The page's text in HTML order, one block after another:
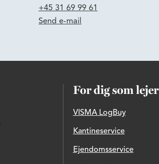
+45 31 69 99 61
Send e-mail
For dig som lejer
VISMA LogBuy
Kantineservice
Ejendomsservice